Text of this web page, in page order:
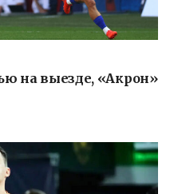
на выезде, «Акрон»